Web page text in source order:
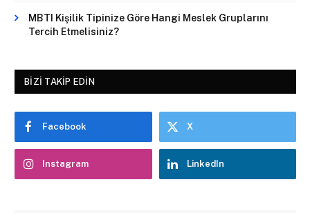
MBTI Kişilik Tipinize Göre Hangi Meslek Gruplarını
Tercih Etmelisiniz?
BIZI TAKIP EDIN
Facebook X
Instagram LinkedIn